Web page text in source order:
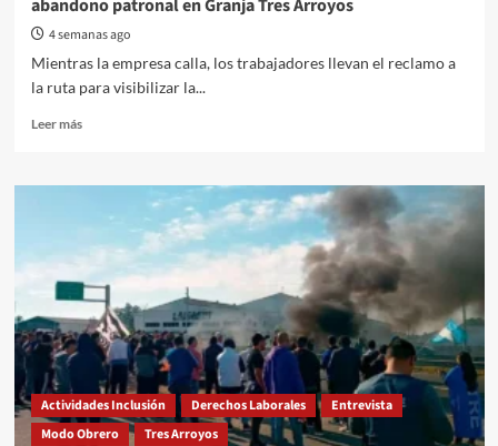
abandono patronal en Granja Tres Arroyos
4 semanas ago
Mientras la empresa calla, los trabajadores llevan el reclamo a
la ruta para visibilizar la...
Leer másRead
Familias
calle
bolsillos
vacíos:
el
escandaloso
abandono
patronal
en
Granja
Actividades Inclusión Derechos Laborales
Entrevista
Modo Obrero
Tres Arroyos